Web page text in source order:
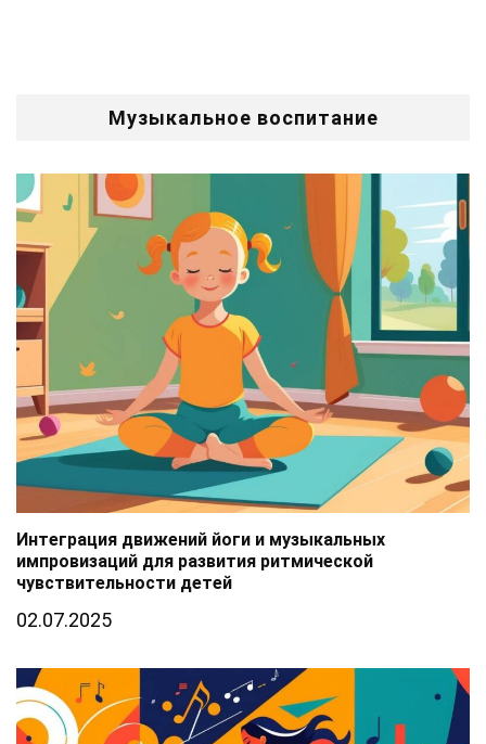
Музыкальное воспитание
Интеграция движений йоги и музыкальных
импровизаций для развития ритмической
чувствительности детей
02.07.2025